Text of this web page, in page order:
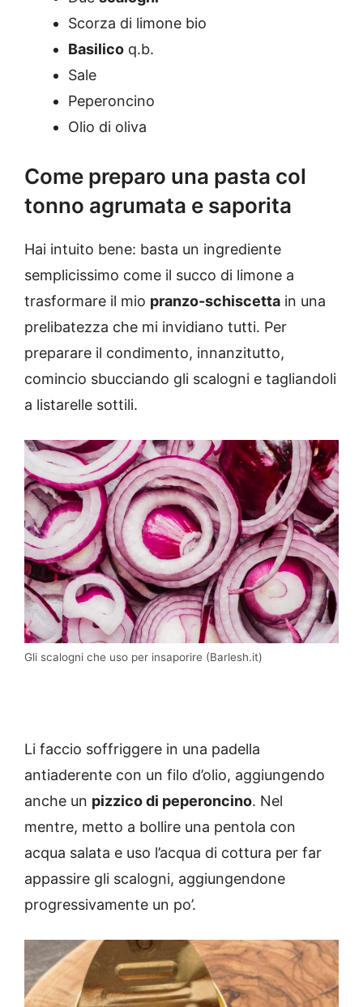
Scorza di limone bio
Basilico q.b.
Sale
Peperoncino
Olio di oliva
Come preparo una pasta col
tonno agrumata e saporita
Hai intuito bene: basta un ingrediente
semplicissimo come il succo di limone a
trasformare il mio pranzo-schiscetta in una
prelibatezza che mi invidiano tutti. Per
preparare il condimento, innanzitutto,
comincio sbucciando gli scalogni e tagliandoli
a listarelle sottili.
Gli scalogni che uso per insaporire (Barlesh.it)
Li faccio soffriggere in una padella
antiaderente con un filo d’olio, aggiungendo
anche un pizzico di peperoncino. Nel
mentre, metto a bollire una pentola con
acqua salata e uso l’acqua di cottura per far
appassire gli scalogni, aggiungendone
progressivamente un po’.